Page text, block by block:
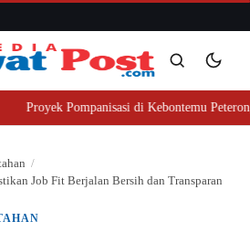
Cari
Pompanisasi di Kebontemu Peterongan
Job Fit Berjalan Bersih dan Transparan